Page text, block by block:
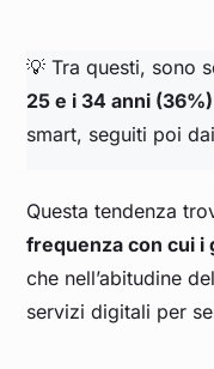
💡 Tra questi, sono
25 e i 34 anni
smart, seguiti poi dai
Questa tendenza
frequenza con cui i
che nell’abitudine
servizi digitali per